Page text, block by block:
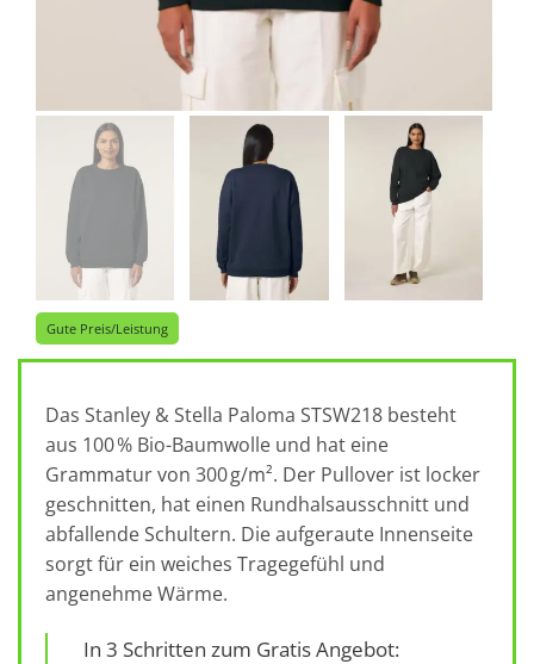
Gute Preis/Leistung
Das Stanley & Stella Paloma STSW218 besteht
aus 100 % Bio-Baumwolle und hat eine
Grammatur von 300 g/m². Der Pullover ist locker
geschnitten, hat einen Rundhalsausschnitt und
abfallende Schultern. Die aufgeraute Innenseite
sorgt für ein weiches Tragegefühl und
angenehme Wärme.
In 3 Schritten zum Gratis Angebot: